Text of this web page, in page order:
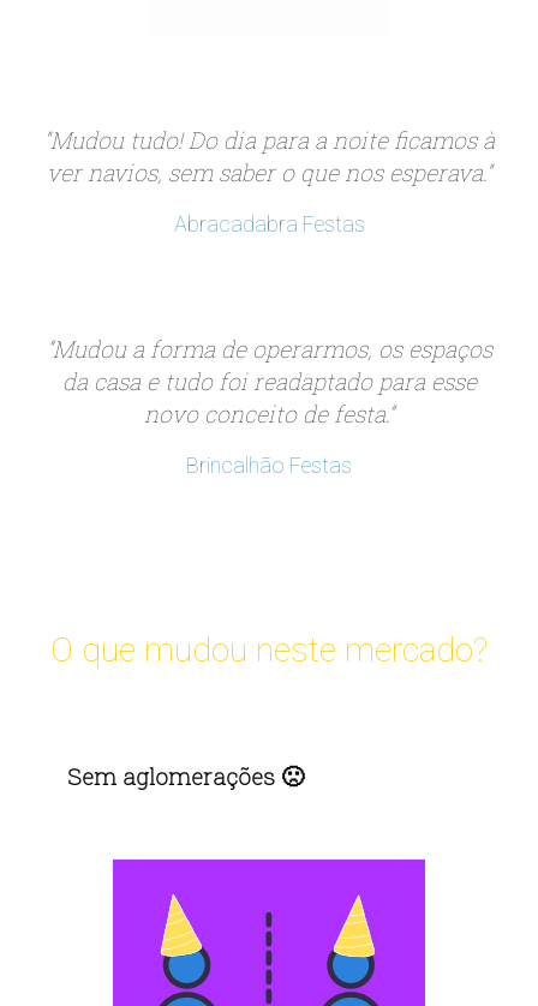
"Mudou tudo! Do dia para a noite ficamos à
ver navios, sem saber o que nos esperava."
Abracadabra Festas
“Mudou a forma de operarmos, os espaços
da casa e tudo foi readaptado para esse
novo conceito de festa.”
Brincalhão Festas
O que mudou neste mercado?
Sem aglomerações 🙁